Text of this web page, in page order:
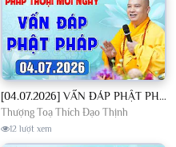
[04.07.2026] VẤN ĐÁP PHẬT PHÁP - Nghe Thầy giảng Pháp mỗi ngày CÔNG ĐỨC VÔ LƯỢNG│TT. Thích Đạo Thịnh
Thượng Toạ Thích Đạo Thịnh
12 lượt xem